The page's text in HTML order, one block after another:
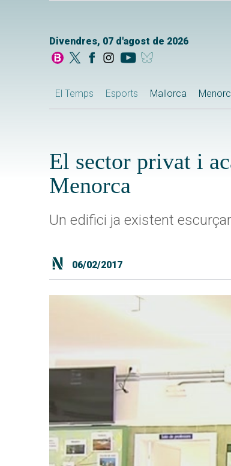
Divendres, 07 d'agost de 2026
El Temps Esports Mallorca
El sector privat i
Menorca
Un edifici ja existent
06/02/2017